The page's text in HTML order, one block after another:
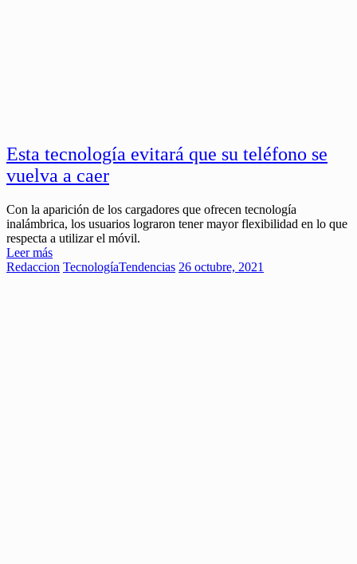
Esta tecnología evitará que su teléfono se
vuelva a caer
Con la aparición de los cargadores que ofrecen tecnología
inalámbrica, los usuarios lograron tener mayor flexibilidad en lo que
respecta a utilizar el móvil.
Leer más
Redaccion TecnologíaTendencias 26 octubre, 2021